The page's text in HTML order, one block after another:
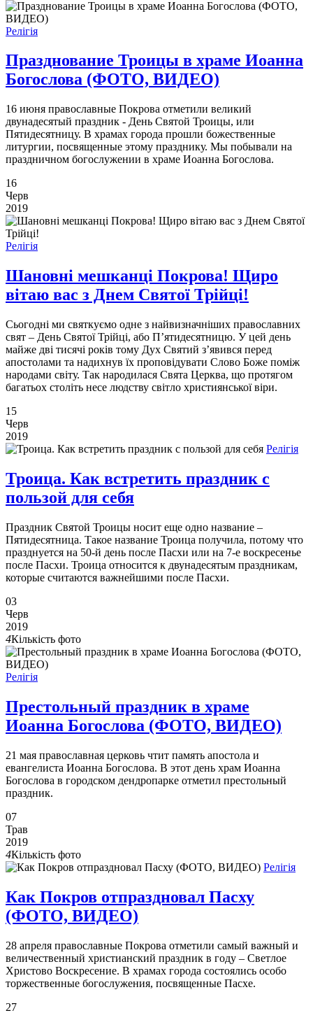
Релігія
Празднование Троицы в храме Иоанна
Богослова (ФОТО, ВИДЕО)
16 июня православные Покрова отметили великий
двунадесятый праздник - День Святой Троицы, или
Пятидесятницу. В храмах города прошли божественные
литургии, посвященные этому празднику. Мы побывали на
праздничном богослужении в храме Иоанна Богослова.
16
Черв
2019
Релігія
Шановні мешканці Покрова! Щиро
вітаю вас з Днем Святої Трійці!
Сьогодні ми святкуємо одне з найвизначніших православних
свят – День Святої Трійці, або П’ятидесятницю. У цей день
майже дві тисячі років тому Дух Святий з’явився перед
апостолами та надихнув їх проповідувати Слово Боже поміж
народами світу. Так народилася Свята Церква, що протягом
багатьох століть несе людству світло християнської віри.
15
Черв
2019
Релігія
Троица. Как встретить праздник с
пользой для себя
Праздник Святой Троицы носит еще одно название –
Пятидесятница. Такое название Троица получила, потому что
празднуется на 50-й день после Пасхи или на 7-е воскресенье
после Пасхи. Троица относится к двунадесятым праздникам,
которые считаются важнейшими после Пасхи.
03
Черв
2019
4Кількість фото
Релігія
Престольный праздник в храме
Иоанна Богослова (ФОТО, ВИДЕО)
21 мая православная церковь чтит память апостола и
евангелиста Иоанна Богослова. В этот день храм Иоанна
Богослова в городском дендропарке отметил престольный
праздник.
07
Трав
2019
4Кількість фото
Релігія
Как Покров отпраздновал Пасху
(ФОТО, ВИДЕО)
28 апреля православные Покрова отметили самый важный и
величественный христианский праздник в году – Светлое
Христово Воскресение. В храмах города состоялись особо
торжественные богослужения, посвященные Пасхе.
27